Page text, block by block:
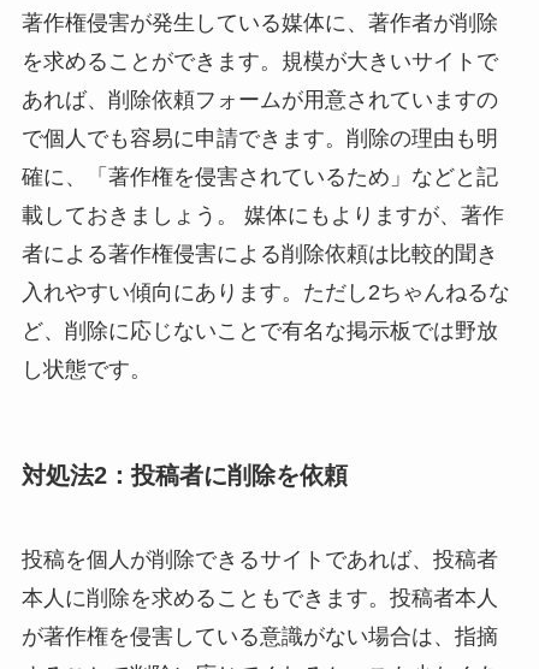
著作権侵害が発生している媒体に、著作者が削除
を求めることができます。規模が大きいサイトで
あれば、 削除依頼フォームが用意されていますの
で個人でも容易に申請できます。削除の理由も明
確に、「著作権を侵害されているため」などと記
載しておきましょう。 媒体にもよりますが、著作
者による著作権侵害による削除依頼は比較的聞き
入れやすい傾向にあります。ただし2ちゃんねるな
ど、削除に応じないことで有名な掲示板では野放
し状態です。
対処法2：投稿者に削除を依頼
投稿を個人が削除できるサイトであれば、投稿者
本人に削除を求めることもできます。投稿者本人
が著作権を侵害している意識がない場合は、指摘